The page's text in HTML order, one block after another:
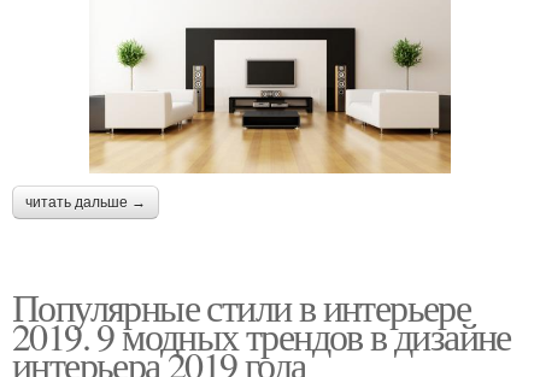
читать дальше →
Популярные стили в интерьере
2019. 9 модных трендов в дизайне
интерьера 2019 года